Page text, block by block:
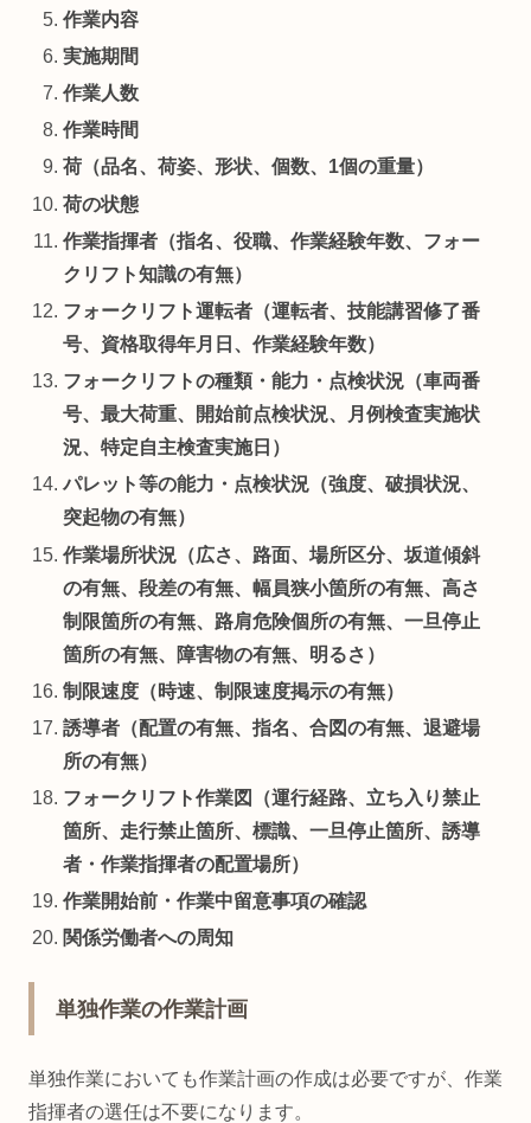
作業内容
実施期間
作業人数
作業時間
荷（品名、荷姿、形状、個数、1個の重量）
荷の状態
作業指揮者（指名、役職、作業経験年数、フォー
クリフト知識の有無）
フォークリフト運転者（運転者、技能講習修了番
号、資格取得年月日、作業経験年数）
フォークリフトの種類・能力・点検状況（車両番
号、最大荷重、開始前点検状況、月例検査実施状
況、特定自主検査実施日）
パレット等の能力・点検状況（強度、破損状況、
突起物の有無）
作業場所状況（広さ、路面、場所区分、坂道傾斜
の有無、段差の有無、幅員狭小箇所の有無、高さ
制限箇所の有無、路肩危険個所の有無、一旦停止
箇所の有無、障害物の有無、明るさ）
制限速度（時速、制限速度掲示の有無）
誘導者（配置の有無、指名、合図の有無、退避場
所の有無）
フォークリフト作業図（運行経路、立ち入り禁止
箇所、走行禁止箇所、標識、一旦停止箇所、誘導
者・作業指揮者の配置場所）
作業開始前・作業中留意事項の確認
関係労働者への周知
単独作業の作業計画
単独作業においても作業計画の作成は必要ですが、作業
指揮者の選任は不要になります。